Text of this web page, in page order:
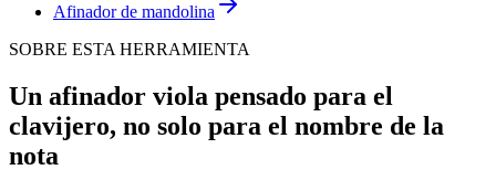
Afinador de mandolina
SOBRE ESTA HERRAMIENTA
Un afinador viola pensado para el
clavijero, no solo para el nombre de la
nota